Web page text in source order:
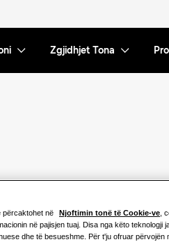
Zgjidhjet Tona
përcaktohet në Njoftimin tonë të Cookie-ve ,
në pajisjen tuaj. Disa nga këto teknologji
dhe të besueshme. Për t'ju ofruar